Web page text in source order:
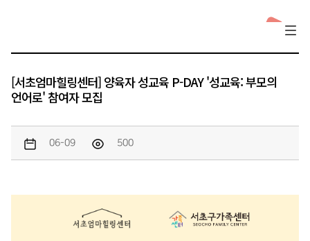
[서초엄마힐링센터] 양육자 성교육 P-DAY '성교육: 부모의
언어로' 참여자 모집
06-09 500